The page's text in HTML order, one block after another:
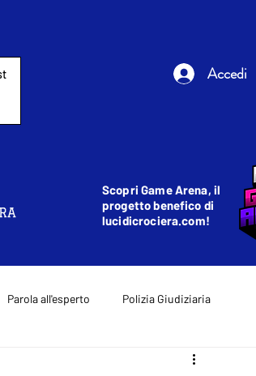
Accedi
Scopri Game Arena, il
progetto benefico di
lucidicrociera.com!
Parola all'esperto Polizia Giudiziaria